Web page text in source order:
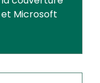
et Microsoft